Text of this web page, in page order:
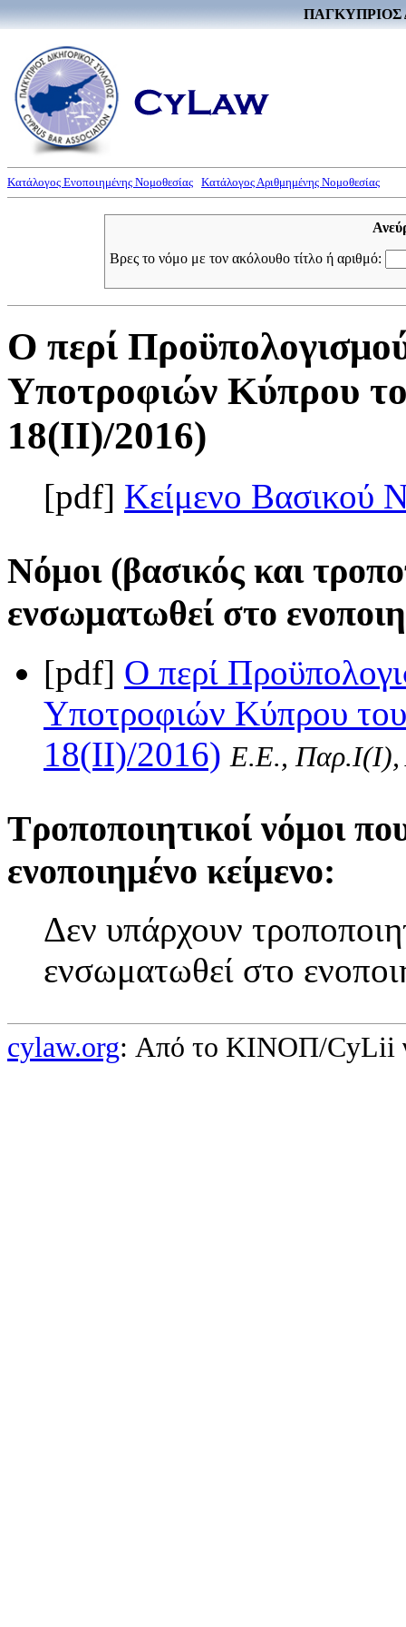
ΠΑΓΚΥΠΡΙΟΣ
Κατάλογος Ενοποιημένης Νομοθεσίας Κατάλογος Αριθμημένης Νομοθεσίας
Βρες το νόμο με τον ακόλουθο τίτλο ή αριθμό:
Ο περί
Υποτροφιών Κύπρου
18(II)/2016)
[pdf] Κείμενο Βασικού
Νόμοι (βασικός και
ενσωματωθεί στο
[pdf] Ο περί
Υποτροφιών Κύπρου
18(II)/2016) Ε.Ε., Παρ.Ι(I),
Τροποποιητικοί νόμοι
ενοποιημένο κείμενο:
Δεν υπάρχουν
ενσωματωθεί στο
cylaw.org: Από το ΚΙΝOΠ/CyLii